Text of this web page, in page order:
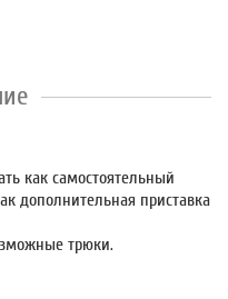
как самостоятельный
дополнительная приставка
трюки.